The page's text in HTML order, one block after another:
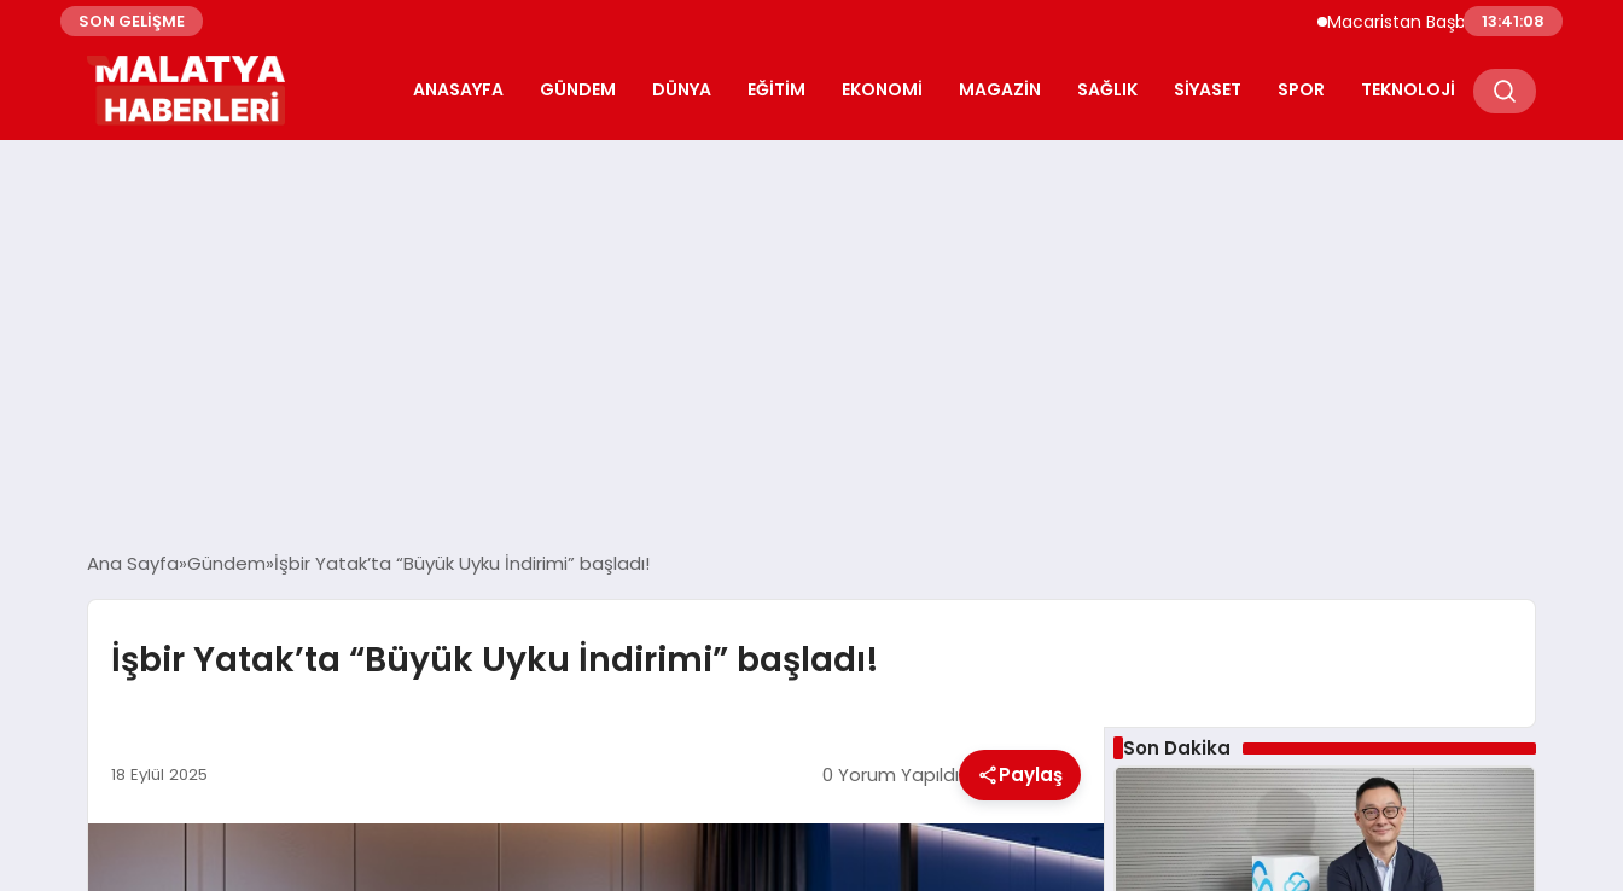
SON GELİŞME Macaristan Başbakanı Duyurdu Paks Nükleer
13:41:10
ANASAYFA GÜNDEM DÜNYA EĞITIM EKONOMI MAGAZIN SAĞLIK SIYASET SPOR TEKNOLOJI
Ana Sayfa Gündem İşbir Yatak’ta “Büyük Uyku İndirimi” başladı!
İşbir Yatak’ta “Büyük Uyku İndirimi” başladı!
18 Eylül 2025 0 Yorum Yapıldı Paylaş
Son Dakika